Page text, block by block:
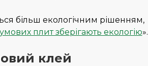
більш екологічним рішенням,
плит зберігають екологію».
клей